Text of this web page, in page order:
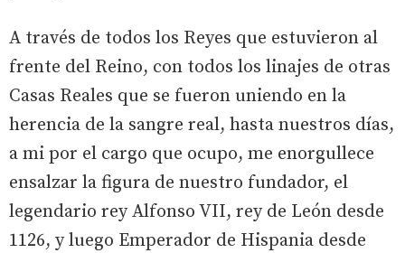
A través de todos los Reyes que estuvieron al
frente del Reino, con todos los linajes de otras
Casas Reales que se fueron uniendo en la
herencia de la sangre real, hasta nuestros días,
a mi por el cargo que ocupo, me enorgullece
ensalzar la figura de nuestro fundador, el
legendario rey Alfonso VII, rey de León desde
1126, y luego Emperador de Hispania desde